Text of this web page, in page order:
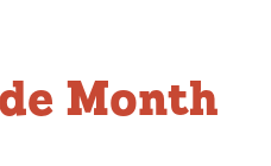
Month